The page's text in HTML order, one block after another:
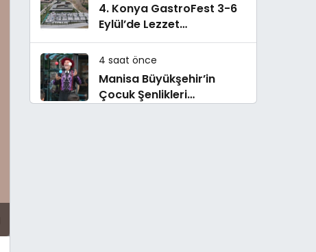
4. Konya GastroFest 3-6
Eylül’de Lezzet
Tutkunlarını Ağırlayacak
4 saat önce
Manisa Büyükşehir’in
Çocuk Şenlikleri